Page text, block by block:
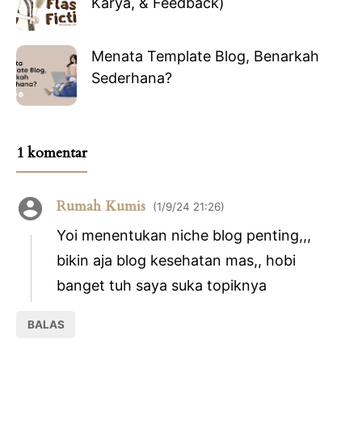
Menata Template Blog, Benarkah
Sederhana?
1 komentar
Rumah Kumis 1/9/24 21:26
Yoi menentukan niche blog penting,,,
bikin aja blog kesehatan mas,, hobi
banget tuh saya suka topiknya
BALAS